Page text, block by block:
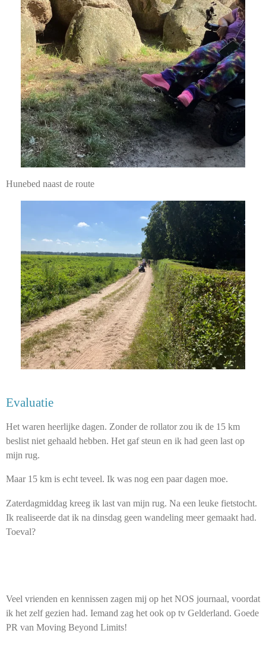
Hunebed naast de route
Evaluatie
Het waren heerlijke dagen. Zonder de rollator zou ik de 15 km
beslist niet gehaald hebben. Het gaf steun en ik had geen last op
mijn rug.
Maar 15 km is echt teveel. Ik was nog een paar dagen moe.
Zaterdagmiddag kreeg ik last van mijn rug. Na een leuke fietstocht.
Ik realiseerde dat ik na dinsdag geen wandeling meer gemaakt had.
Toeval?
Veel vrienden en kennissen zagen mij op het NOS journaal, voordat
ik het zelf gezien had. Iemand zag het ook op tv Gelderland. Goede
PR van Moving Beyond Limits!